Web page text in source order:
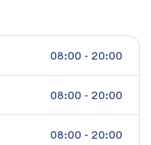
08:00 - 20:00
08:00 - 20:00
08:00 - 20:00